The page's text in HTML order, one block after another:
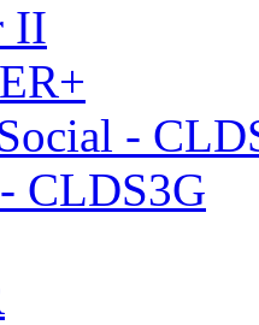
II
-
CLDS3G